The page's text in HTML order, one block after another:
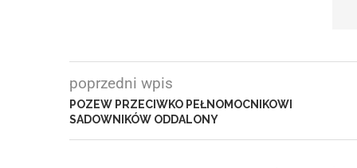
poprzedni wpis
POZEW PRZECIWKO PEŁNOMOCNIKOWI
SADOWNIKÓW ODDALONY